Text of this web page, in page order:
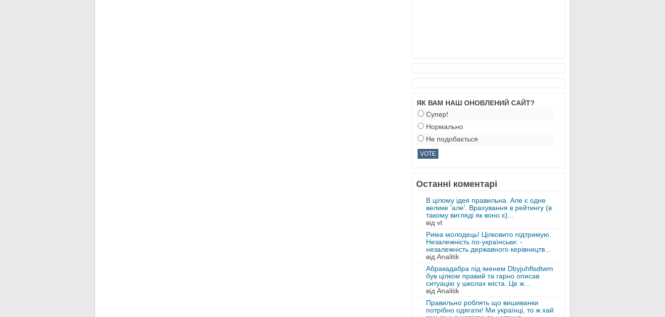
ЯК ВАМ НАШ ОНОВЛЕНИЙ САЙТ?
Супер!
Нормально
Не подобається
Останні коментарі
В цілому ідея правильна. Але є одне
велике 'але'. Врахування в рейтингу (в
такому вигляді як воно є)...
від vt
Рима молодець! Цілковито підтримую.
Незалежність по-українськи: -
незалежність державного керівництв...
від Analitik
Абракадабра під іменем Dbyjuhflsdtwm
був цілком правий та гарно описав
ситуацію у школах міста. Це ж...
від Analitik
Правильно роблять що вишиванки
потрібно одягати! Ми українці, то ж хай